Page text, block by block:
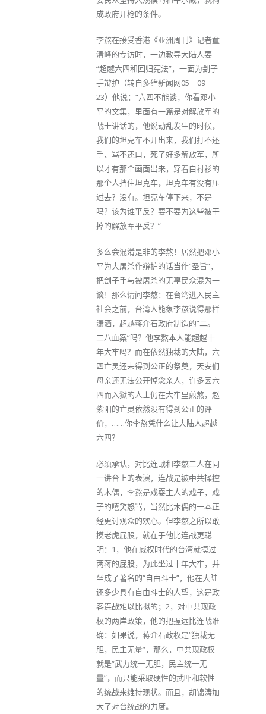
成政府开枪的条件。
李熬在接受香港《亚洲周刊》记者童
清峰的专访时，一边教导大陆人要
“超越六四和回归宪法”，一面为刽子
手辩护（转自多维新闻网05－09－
23）他说：“六四不能谈，你看邓小
平的文集，里面有一篇是对解放军的
战士讲话的，他说动乱发生的时候，
我们的坦克车不开出来，我们打不还
手、骂不还口，死了好多解放军，所
以才有那个画面出来，穿着白衬衫的
那个人挡住坦克车，坦克车有没有压
过去？没有。坦克车停下来，不是
吗？该为谁平反？要不要为这些被干
掉的解放军平反？”
多么会混淆是非的李熬！居然把邓小
平为大屠杀作辩护的话当作“圣旨”，
把刽子手与被屠杀的无辜民众混为一
谈！那么请问李熬：在台湾进入民主
社会之前，台湾人能象李熬说得那样
潇洒，超越蒋介石政府制造的“二。
二八血案”吗？他李熬本人能超越十
年大牢吗？而在依然独裁的大陆，六
四亡灵还未得到公正的祭奠，天安们
母亲还无法公开悼念亲人，许多因六
四而入狱的人士仍在大牢里煎熬，赵
紫阳的亡灵依然没有得到公正的评
价，……你李熬凭什么让大陆人超越
六四？
必须承认，对比连战和李熬二人在同
一讲台上的表演，连战是被中共操控
的木偶，李熬是戏耍主人的戏子，戏
子的嘻笑怒骂，当然比木偶的一本正
经更讨观众的欢心。但李熬之所以敢
摸老虎屁股，就在于他比连战更聪
明：1，他在威权时代的台湾就摸过
两蒋的屁股，为此坐过十年大牢，并
坐成了著名的“自由斗士”，他在大陆
还多少具有自由斗士的人望，这是政
客连战难以比拟的；2，对中共现政
权的两岸政策，他的把握远比连战准
确：如果说，蒋介石政权是“独裁无
胆，民主无量”，那么，中共现政权
就是“武力统一无胆，民主统一无
量”，而只能采取硬性的武吓和软性
的统战来维持现状。而且，胡锦涛加
大了对台统战的力度。